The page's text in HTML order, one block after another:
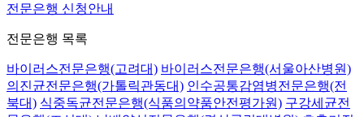
전문은행 신청안내
전문은행 목록
바이러스전문은행(고려대) 바이러스전문은행(서울아산병원)
의진균전문은행(가톨릭관동대) 인수공통감염병전문은행(전
북대) 식중독균전문은행(식품의약품안전평가원) 구강세균전